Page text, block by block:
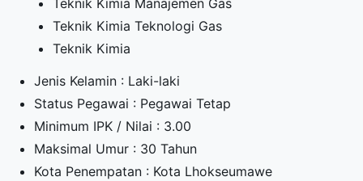
Teknik Kimia Manajemen Gas
Teknik Kimia Teknologi Gas
Teknik Kimia
Jenis Kelamin : Laki-laki
Status Pegawai : Pegawai Tetap
Minimum IPK / Nilai : 3.00
Maksimal Umur : 30 Tahun
Kota Penempatan : Kota Lhokseumawe